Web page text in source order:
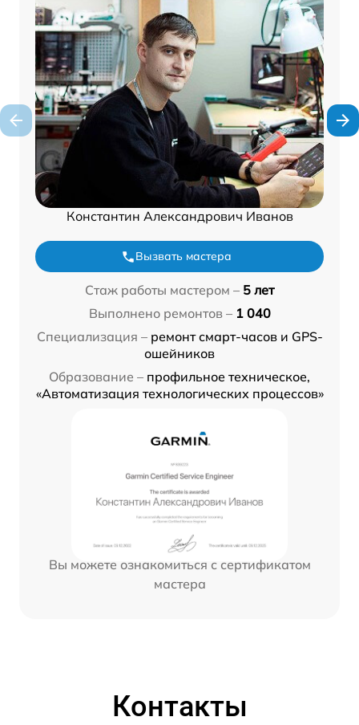
Константин Александрович Иванов
Вызвать мастера
Стаж работы мастером – 5 лет
Выполнено ремонтов – 1 040
Специализация – ремонт смарт-часов и GPS-
ошейников
Образование – профильное техническое,
«Автоматизация технологических процессов»
Вы можете ознакомиться с сертификатом
мастера
Контакты